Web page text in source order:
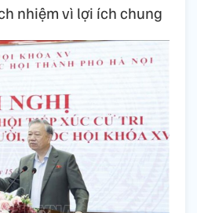
nhiệm vì lợi ích chung